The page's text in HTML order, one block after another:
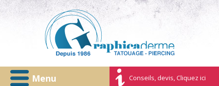
Menu Conseils, devis, Cliquez ici